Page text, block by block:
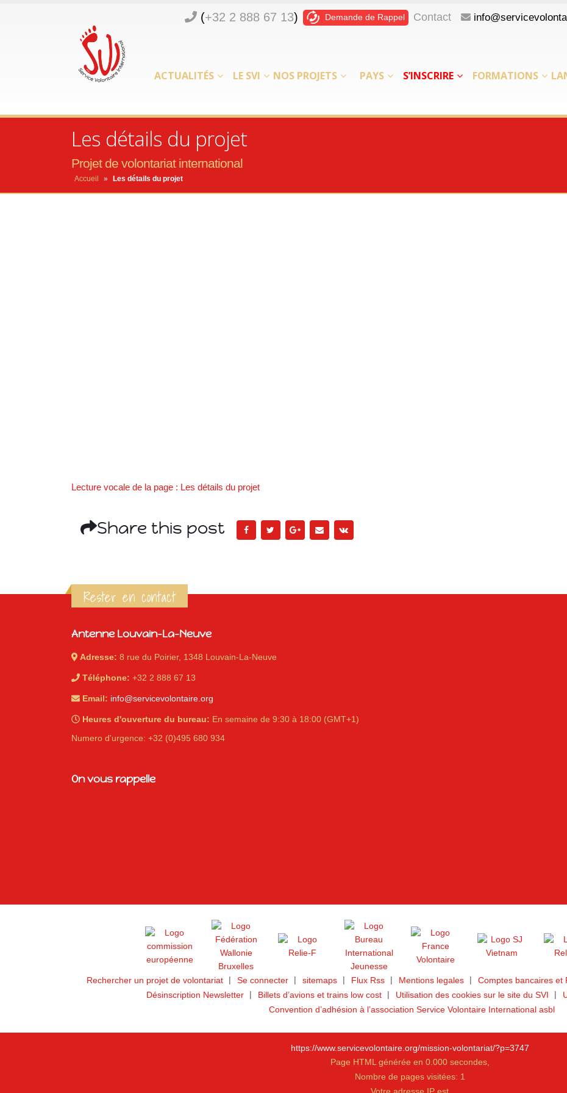
(+32 2 888 67 13) Demande de Rappel Contact
ACTUALITÉS LE SVI NOS PROJETS PAYS S’INSCRIRE FORMATIONS
Les détails du projet
Projet de volontariat international
Accueil » Les détails du projet
Lecture vocale de la page : Les détails du projet
Share this post
Rester en contact
Antenne Louvain-La-Neuve
Adresse: 8 rue du Poirier, 1348 Louvain-La-Neuve
Téléphone: +32 2 888 67 13
Email: info@servicevolontaire.org
Heures d'ouverture du bureau: En semaine de 9:30 à 18:00 (GMT+1)
Numero d'urgence: +32 (0)495 680 934
On vous rappelle
Rechercher un projet de volontariat Se connecter sitemaps Flux Rss Mentions legales Comptes bancaires et
Désinscription Newsletter
Billets d’avions et trains low cost Utilisation des cookies sur le site du SVI
Convention d’adhésion à l’association Service Volontaire International asbl
https://www.servicevolontaire.org/mission-volontariat/?p=3747
Page HTML générée en 0.000 secondes,
Nombre de pages visitées: 1